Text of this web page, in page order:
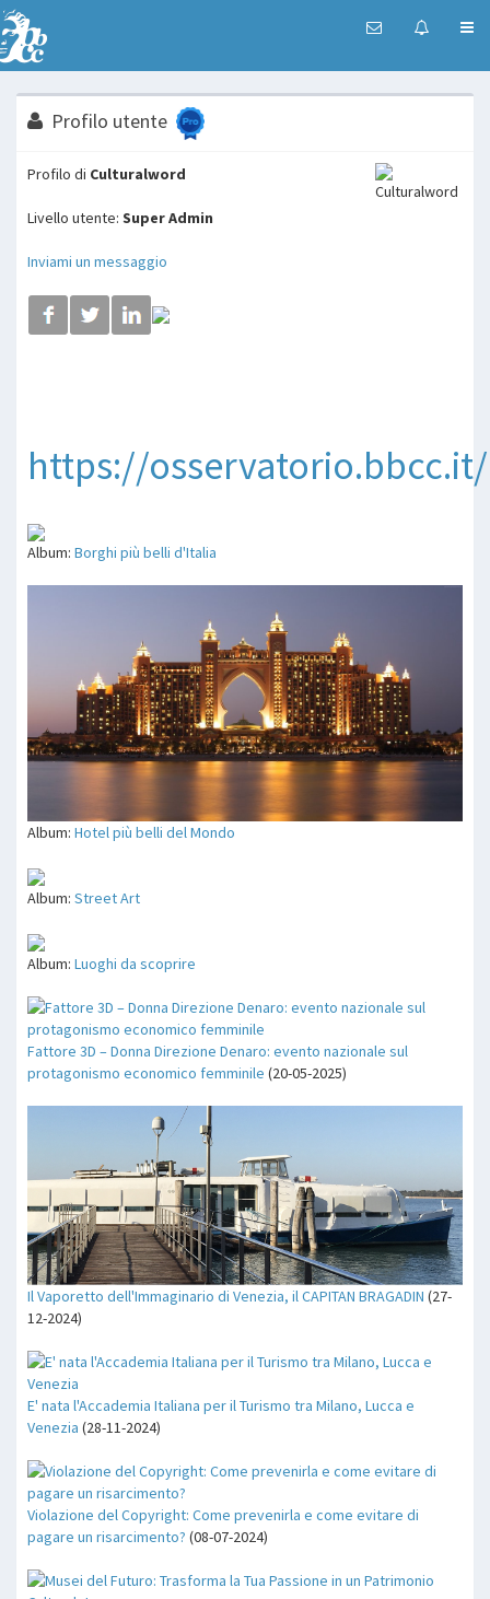
Profilo utente
Profilo di Culturalword
Livello utente: Super Admin
Inviami un messaggio
https://osservatorio.bbcc.it/
Album: Borghi più belli d'Italia
Album: Hotel più belli del Mondo
Album: Street Art
Album: Luoghi da scoprire
Fattore 3D – Donna Direzione Denaro: evento nazionale sul
protagonismo economico femminile (20-05-2025)
Il Vaporetto dell'Immaginario di Venezia, il CAPITAN BRAGADIN (27-
12-2024)
E' nata l'Accademia Italiana per il Turismo tra Milano, Lucca e
Venezia (28-11-2024)
Violazione del Copyright: Come prevenirla e come evitare di
pagare un risarcimento? (08-07-2024)